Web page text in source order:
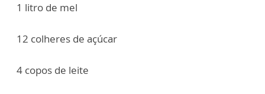
1 litro de mel
12 colheres de açúcar
4 copos de leite